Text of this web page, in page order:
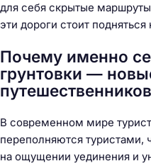
для себя скрытые
эти дороги стоит
Почему именно
грунтовки —
путешественников
В современном мире
переполняются туристами,
на ощущении уединения и